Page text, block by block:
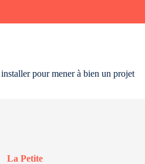
pour mener à bien un projet
La Petite